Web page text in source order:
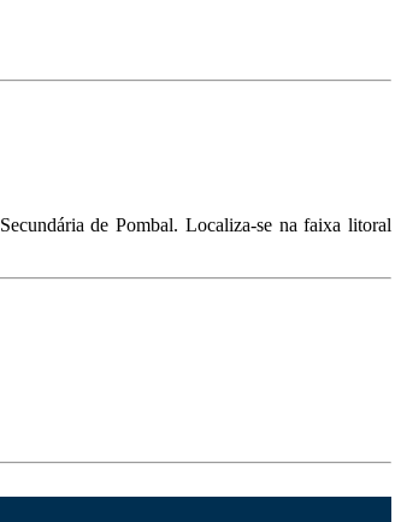
de Pombal. Localiza-se na faixa litoral